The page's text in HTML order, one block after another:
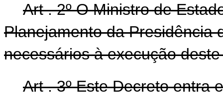
Art . 2º O Ministro de
Planejamento da Presidência
necessários à execução
Art . 3º Este Decreto entra